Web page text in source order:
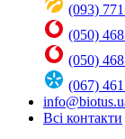
(093)
(050)
(050)
(067)
Всі контакти